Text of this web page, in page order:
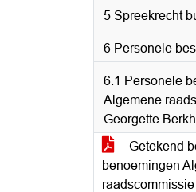
5 Spreekrecht
6 Personele
6.1 Personele
Algemene
Georgette
Getekend
benoemingen